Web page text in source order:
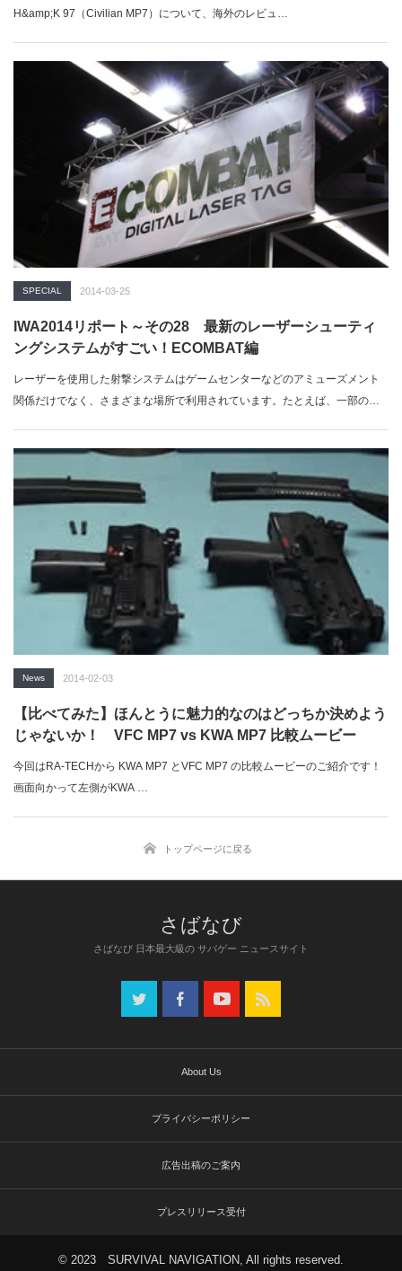
H&amp;K 97（Civilian MP7）について、海外のレビュ…
SPECIAL 2014-03-25
IWA2014リポート～その28 最新のレーザーシューティ
ングシステムがすごい！ECOMBAT編
レーザーを使用した射撃システムはゲームセンターなどのアミューズメント
関係だけでなく、さまざまな場所で利用されています。たとえば、一部の射
News 2014-02-03
【比べてみた】ほんとうに魅力的なのはどっちか決めよう
じゃないか！ VFC MP7 vs KWA MP7 比較ムービー
今回はRA-TECHから KWA MP7 とVFC MP7 の比較ムービーのご紹介です！
画面向かって左側がKWA …
トップページに戻る
さばなび 日本最大級の サバゲー ニュースサイト
About Us
プライバシーポリシー
広告出稿のご案内
プレスリリース受付
© 2023 SURVIVAL NAVIGATION, All rights reserved.